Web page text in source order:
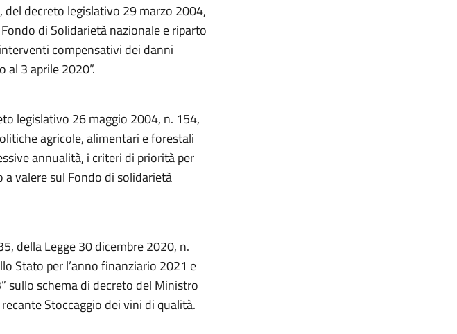
del decreto legislativo 29 marzo 2004,
di Solidarietà nazionale e riparto
compensativi dei danni
al 3 aprile 2020”.
legislativo 26 maggio 2004, n. 154,
agricole, alimentari e forestali
annualità, i criteri di priorità per
valere sul Fondo di solidarietà
della Legge 30 dicembre 2020, n.
Stato per l’anno finanziario 2021 e
sullo schema di decreto del Ministro
Stoccaggio dei vini di qualità.